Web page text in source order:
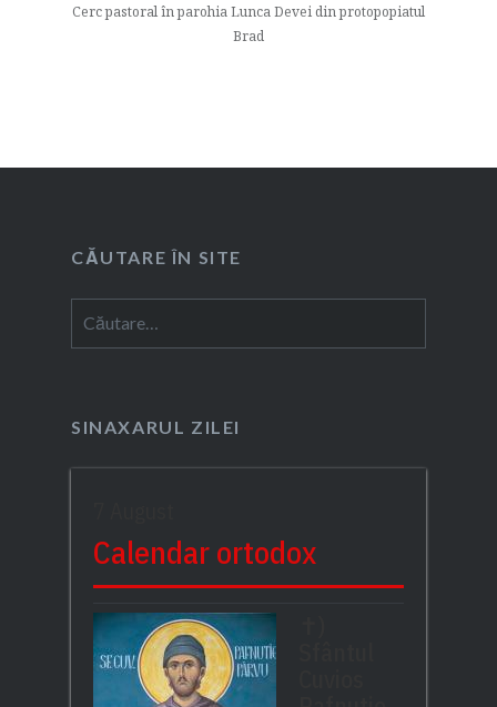
Cerc pastoral în parohia Lunca Devei din protopopiatul
Brad
CĂUTARE ÎN SITE
după:
SINAXARUL ZILEI
Calendar ortodox